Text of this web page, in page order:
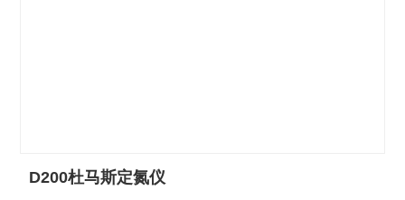
D200杜马斯定氮仪